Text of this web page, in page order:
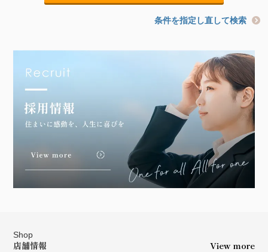
条件を指定し直して検索
Shop
店舗情報 View more